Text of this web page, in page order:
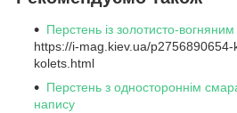
Перстень із золотисто-вогняним
https://i-mag.kiev.ua/
kolets.html
Перстень з одностороннім
напису